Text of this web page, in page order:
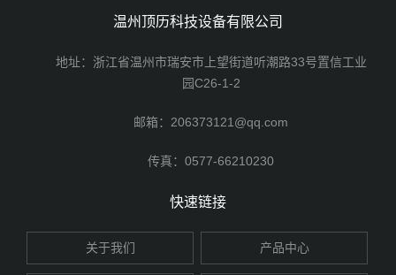
温州顶历科技设备有限公司
地址：浙江省温州市瑞安市上望街道听潮路33号置信工业
园C26-1-2
邮箱：206373121@qq.com
传真：0577-66210230
快速链接
关于我们 产品中心